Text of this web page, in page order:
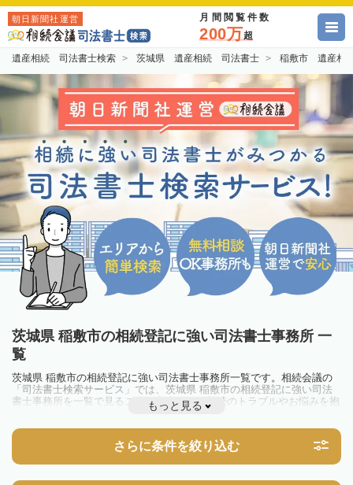
朝日新聞社運営 月間閲覧件数
200万超
遺産相続 司法書士検索 茨城県 遺産相続 司法書士 稲敷市 遺産相
茨城県 稲敷市の相続登記に強い司法書士事務所 一
覧
茨城県 稲敷市の相続登記に強い司法書士事務所一覧です。相続会議の
「司法書士検索サービス」では、茨城県 稲敷市の相続登記に強い司法
書士事務所を一覧で見ることが出来ます。相続のトラブルやお悩みを抱
えている方は一度近隣の司法書士に相談してみましょう。
不動産を相続した場合、相続を知った日から3年以内に登記しないと、
10万円以下の過料が科せられるため、速やかな手続きが必要です。義務
化前の相続も対象となるため注意しましょう。
もっと見る
さらに条件を絞り込む